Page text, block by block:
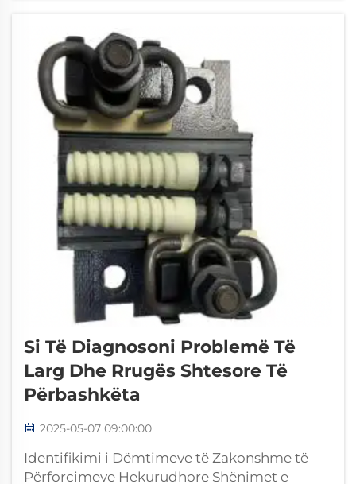
kështu që të qëndrojnë të alinuara
pavarësisht nga të gjitha llojet e ngarkesave
të rënda...
Si Të Diagnosoni Problemë Të
Larg Dhe Rrugës Shtesore Të
Përbashkëta
2025-05-07 09:00:00
Identifikimi i Dëmtimeve të Zakonshme të
Përforcimeve Hekurudhore Shënimet e